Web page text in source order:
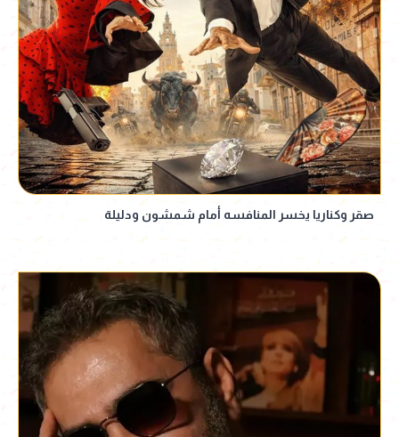
صقر وكناريا يخسر المنافسه أمام شمشون ودليلة